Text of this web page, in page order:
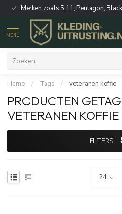
Merken zoals 5.11, Pentagon,
MENU
Home / Tags / veteranen koffie
PRODUCTEN
VETERANEN KOFFIE
FILTERS